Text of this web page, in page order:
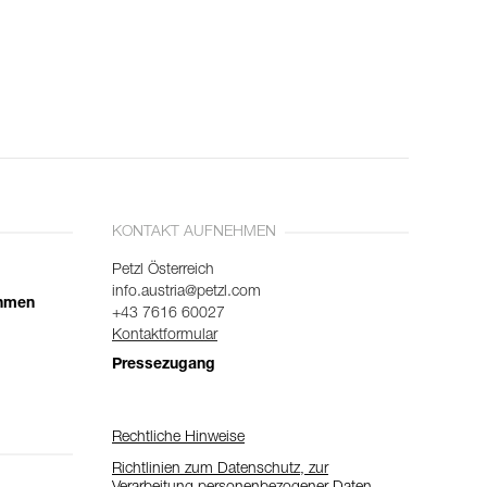
KONTAKT AUFNEHMEN
Petzl Österreich
info.austria@petzl.com
+43 7616 60027
Kontaktformular
Pressezugang
Rechtliche Hinweise
Richtlinien zum Datenschutz, zur